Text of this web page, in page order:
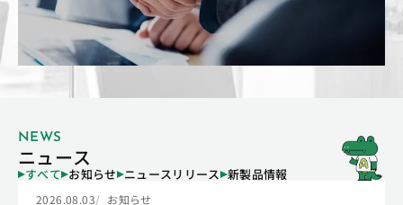
NEWS
ニュース
すべて お知らせ ニュースリリース 新製品情報
2026.08.03 お知らせ